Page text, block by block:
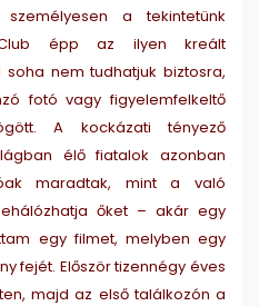
a tekintetünk
épp az ilyen kreált
nem tudhatjuk biztosra,
fotó vagy figyelemfelkeltő
A kockázati tényező
élő fiatalok azonban
maradtak, mint a való
őket – akár egy
egy filmet, melyben egy
fejét. Először tizennégy éves
majd az első találkozón a